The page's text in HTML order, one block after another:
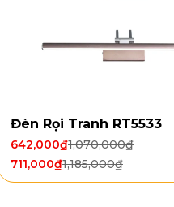
Đèn Rọi Tranh RT5533
1,070,000₫
642,000₫
1,185,000₫
711,000₫